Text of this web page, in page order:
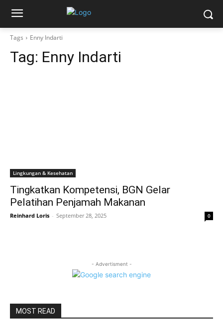
Tags Enny Indarti
Tag: Enny Indarti
Lingkungan & Kesehatan
Tingkatkan Kompetensi, BGN Gelar
Pelatihan Penjamah Makanan
Reinhard Loris - September 28, 2025 0
- Advertisment -
MOST READ